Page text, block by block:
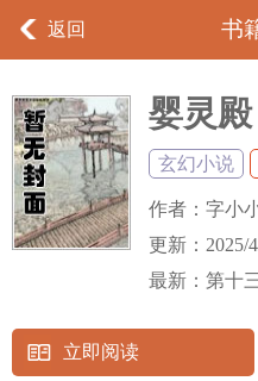
返回 书
婴灵殿
玄幻小说
作者： 字小
更新： 2025/
最新： 第十
立即阅读